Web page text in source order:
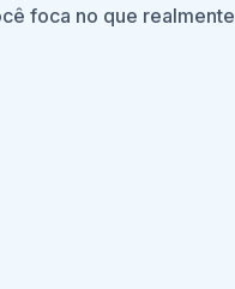
foca no que realmente